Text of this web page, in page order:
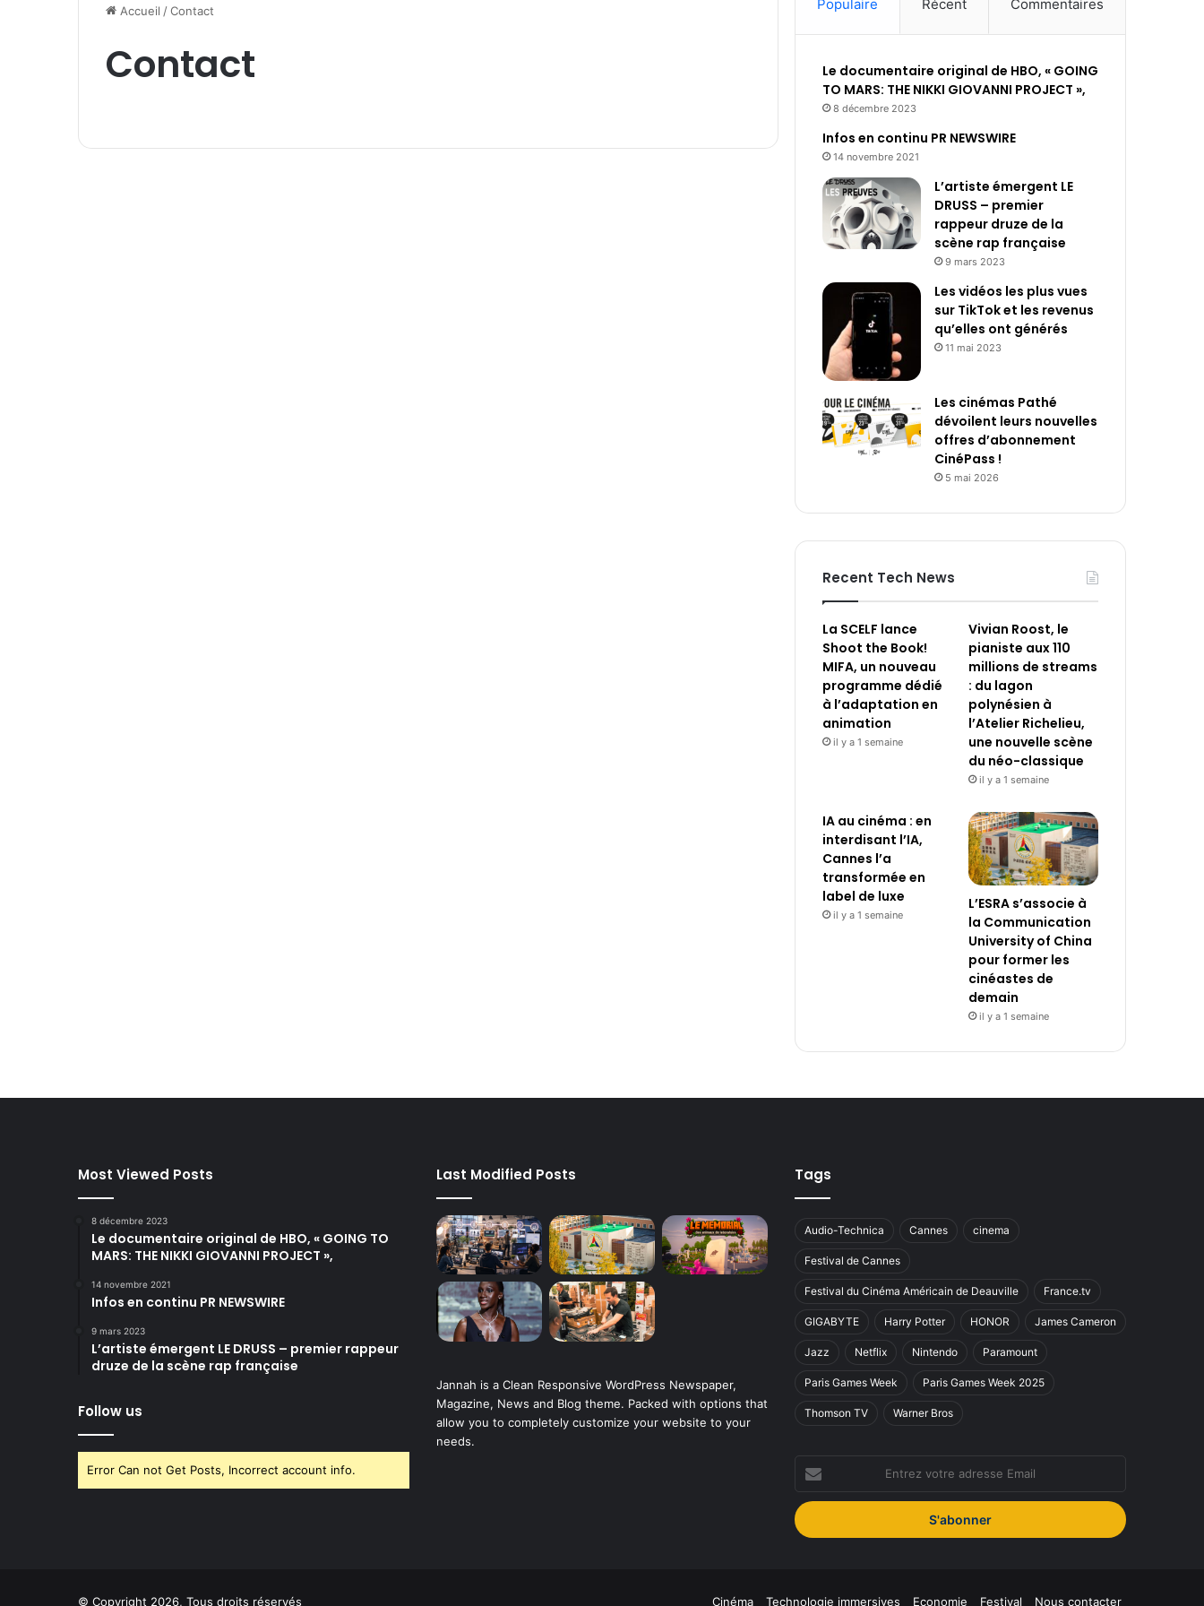
Accueil /Contact
Contact
Populaire Récent Commentaires
Le documentaire original de HBO, « GOING
TO MARS: THE NIKKI GIOVANNI PROJECT »,
8 décembre 2023
Infos en continu PR NEWSWIRE
14 novembre 2021
L’artiste émergent LE
DRUSS – premier
rappeur druze de la
scène rap française
9 mars 2023
Les vidéos les plus vues
sur TikTok et les revenus
qu’elles ont générés
11 mai 2023
Les cinémas Pathé
dévoilent leurs nouvelles
offres d’abonnement
CinéPass !
5 mai 2026
Recent Tech News
La SCELF lance
Shoot the Book!
MIFA, un nouveau
programme dédié
à l’adaptation en
animation
il y a 1 semaine
Vivian Roost, le
pianiste aux 110
millions de streams
: du lagon
polynésien à
l’Atelier Richelieu,
une nouvelle scène
du néo-classique
il y a 1 semaine
IA au cinéma : en
interdisant l’IA,
Cannes l’a
transformée en
label de luxe
il y a 1 semaine
L’ESRA s’associe à
la Communication
University of China
pour former les
cinéastes de
demain
il y a 1 semaine
Most Viewed Posts
8 décembre 2023
Le documentaire original de HBO, « GOING TO
MARS: THE NIKKI GIOVANNI PROJECT »,
14 novembre 2021
Infos en continu PR NEWSWIRE
9 mars 2023
L’artiste émergent LE DRUSS – premier rappeur
druze de la scène rap française
Follow us
Error Can not Get Posts, Incorrect account info.
Last Modified Posts
Jannah is a Clean Responsive WordPress Newspaper,
Magazine, News and Blog theme. Packed with options that
allow you to completely customize your website to your
needs.
Tags
Audio-Technica Cannes cinema
Festival de Cannes
Festival du Cinéma Américain de Deauville France.tv
GIGABYTE Harry Potter HONOR James Cameron
Jazz Netflix Nintendo Paramount
Paris Games Week Paris Games Week 2025
Thomson TV Warner Bros
votre
adresse
Email
© Copyright 2026, Tous droits réservés Cinéma Technologie immersives Economie Festival Nous contacter